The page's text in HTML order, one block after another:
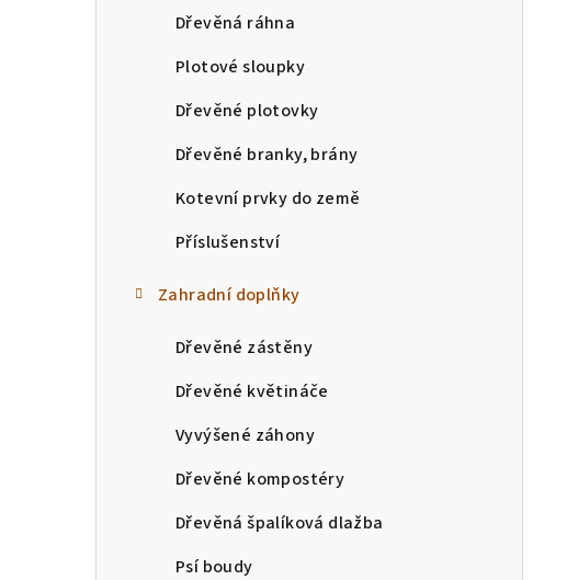
Dřevěná ráhna
Plotové sloupky
Dřevěné plotovky
Dřevěné branky, brány
Kotevní prvky do země
Příslušenství
Zahradní doplňky
Dřevěné zástěny
Dřevěné květináče
Vyvýšené záhony
Dřevěné kompostéry
Dřevěná špalíková dlažba
Psí boudy